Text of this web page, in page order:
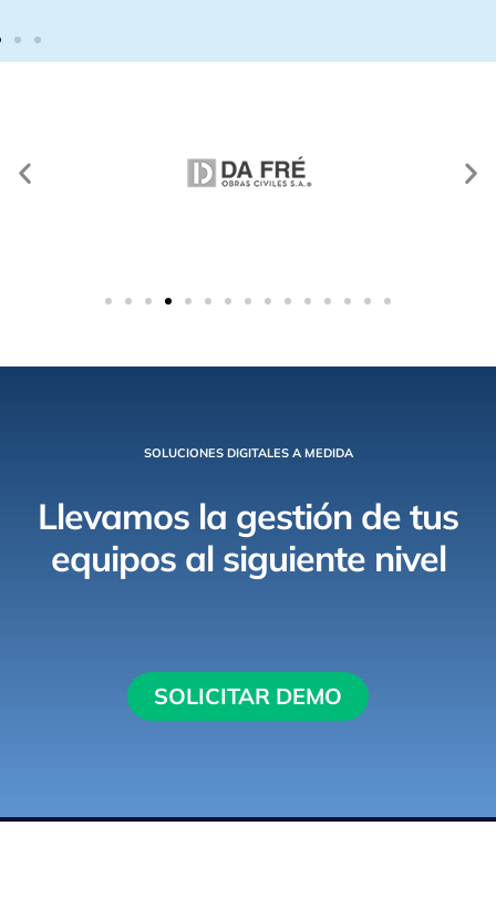
SOLUCIONES DIGITALES A MEDIDA
Llevamos la gestión de tus
equipos al siguiente nivel
SOLICITAR DEMO